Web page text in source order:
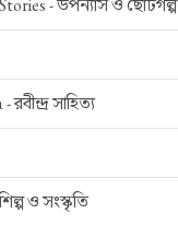
-উপন্যাস ও ছোটগল্প
-রবীন্দ্র সাহিত্য
শিল্প ও সংস্কৃতি